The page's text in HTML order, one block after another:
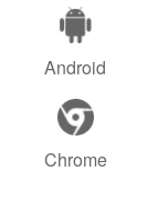
Android
Chrome